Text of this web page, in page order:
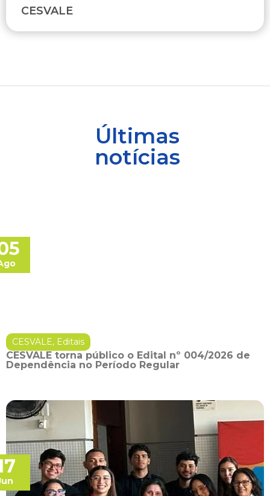
CESVALE
Últimas
notícias
CESVALE, Editais
CESVALE torna público o Edital nº 004/2026 de
Dependência no Período Regular